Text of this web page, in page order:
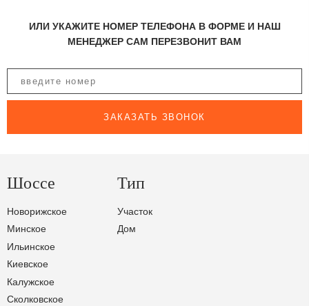
ИЛИ УКАЖИТЕ НОМЕР ТЕЛЕФОНА В ФОРМЕ И НАШ
МЕНЕДЖЕР САМ ПЕРЕЗВОНИТ ВАМ
ЗАКАЗАТЬ ЗВОНОК
Шоссе
Новорижское
Минское
Ильинское
Киевское
Калужское
Сколковское
Тип
Участок
Дом